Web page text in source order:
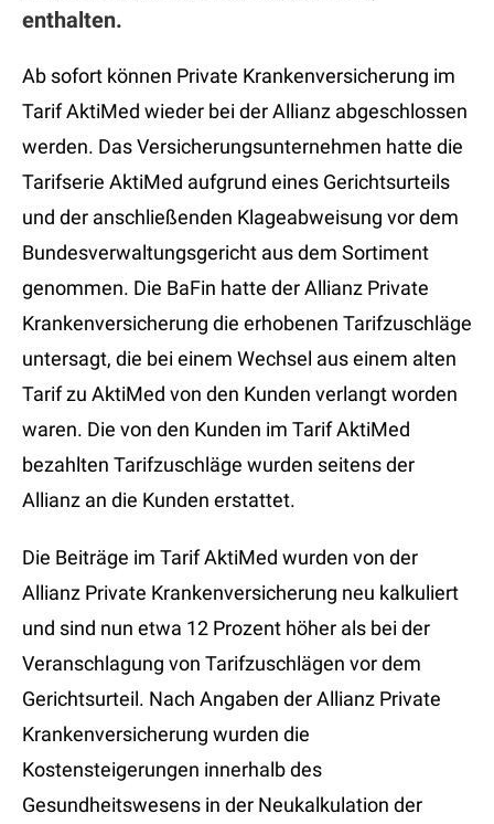
enthalten.
Ab sofort können Private Krankenversicherung im
Tarif AktiMed wieder bei der Allianz abgeschlossen
werden. Das Versicherungsunternehmen hatte die
Tarifserie AktiMed aufgrund eines Gerichtsurteils
und der anschließenden Klageabweisung vor dem
Bundesverwaltungsgericht aus dem Sortiment
genommen. Die BaFin hatte der Allianz Private
Krankenversicherung die erhobenen Tarifzuschläge
untersagt, die bei einem Wechsel aus einem alten
Tarif zu AktiMed von den Kunden verlangt worden
waren. Die von den Kunden im Tarif AktiMed
bezahlten Tarifzuschläge wurden seitens der
Allianz an die Kunden erstattet.
Die Beiträge im Tarif AktiMed wurden von der
Allianz Private Krankenversicherung neu kalkuliert
und sind nun etwa 12 Prozent höher als bei der
Veranschlagung von Tarifzuschlägen vor dem
Gerichtsurteil. Nach Angaben der Allianz Private
Krankenversicherung wurden die
Kostensteigerungen innerhalb des
Gesundheitswesens in der Neukalkulation der